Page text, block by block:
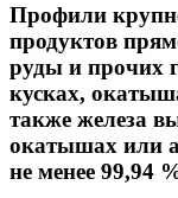
Профили
продуктов
руды и прочих
кусках,
также железа
окатышах или
не менее 99,94